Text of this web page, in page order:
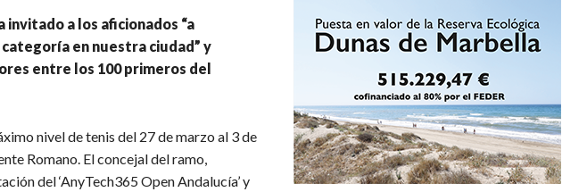
invitado a los aficionados “a
en nuestra ciudad” y
entre los 100 primeros del
nivel de tenis del 27 de marzo al 3 de
Romano. El concejal del ramo,
del ‘AnyTech365 Open Andalucía’ y